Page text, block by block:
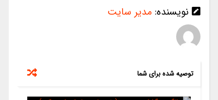
نویسنده: مدیر سایت
توصیه شده برای شما